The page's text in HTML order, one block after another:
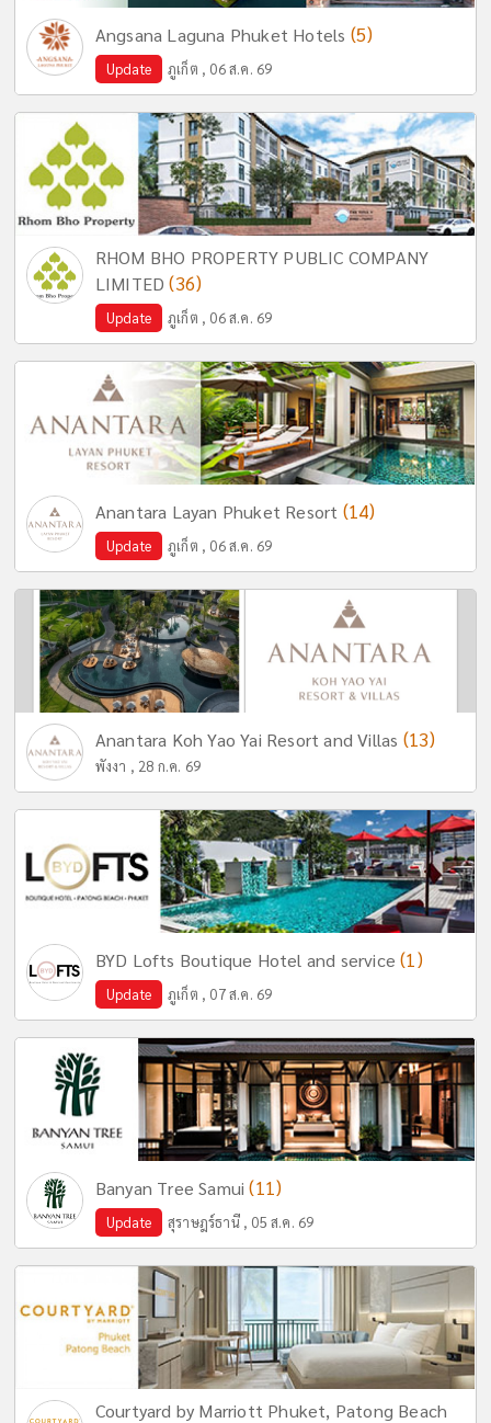
Angsana Laguna Phuket Hotels (5)
Update ภูเก็ต , 06 ส.ค. 69
RHOM BHO PROPERTY PUBLIC COMPANY
LIMITED(36)
Update ภูเก็ต , 06 ส.ค. 69
Anantara Layan Phuket Resort (14)
Update ภูเก็ต , 06 ส.ค. 69
Anantara Koh Yao Yai Resort and Villas (13)
พังงา , 28 ก.ค. 69
BYD Lofts Boutique Hotel and service(1)
Update ภูเก็ต , 07 ส.ค. 69
Banyan Tree Samui(11)
Update สุราษฎร์ธานี , 05 ส.ค. 69
Courtyard by Marriott Phuket, Patong Beach